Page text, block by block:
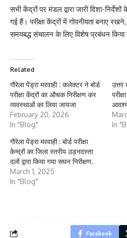
सभी केंद्रों पर मंडल द्वारा जारी दिशा-
गई हैं। परीक्षा केंद्रों में गोपनीयता बनाए
समयबद्ध संचालन के लिए विशेष प्रबंधन किया
Related
गौरेला पेंड्रा मरवाही : कलेक्टर ने बोर्ड
परीक्षा केंद्रों का औचक निरीक्षण कर
व्यवस्थाओं का लिया जायजा
February 20, 2026
In "Blog"
In
गौरेला पेंड्रा मरवाही : बोर्ड परीक्षा
केन्द्रों का जिला स्तरीय उड़नदस्ता
दलों द्वारा किया गया सघन निरीक्षण.
March 1, 2025
In "Blog"
Facebook